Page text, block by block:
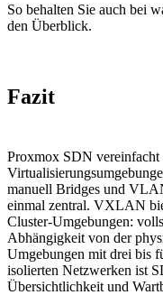
So behalten Sie auch bei
den Überblick.
Fazit
Proxmox SDN
manuell Bridges und
einmal zentral. VXLAN
Cluster-Umgebungen:
Abhängigkeit von der
Umgebungen mit drei bis
isolierten Netzwerken ist
Übersichtlichkeit und